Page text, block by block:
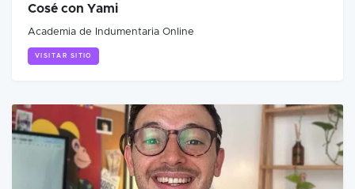
Cosé con Yami
Academia de Indumentaria Online
VISITAR SITIO